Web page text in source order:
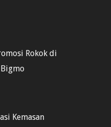
Rokok di
Bigmo
Kemasan